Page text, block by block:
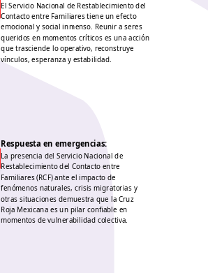
El Servicio Nacional de Restablecimiento del
Contacto entre Familiares tiene un efecto
emocional y social inmenso. Reunir a seres
queridos en momentos críticos es una acción
que trasciende lo operativo, reconstruye
vínculos, esperanza y estabilidad.
Respuesta en emergencias:
La presencia del Servicio Nacional de
Restablecimiento del Contacto entre
Familiares (RCF) ante el impacto de
fenómenos naturales, crisis migratorias y
otras situaciones demuestra que la Cruz
Roja Mexicana es un pilar confiable en
momentos de vulnerabilidad colectiva.